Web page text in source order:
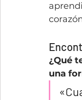
¿Qué
una